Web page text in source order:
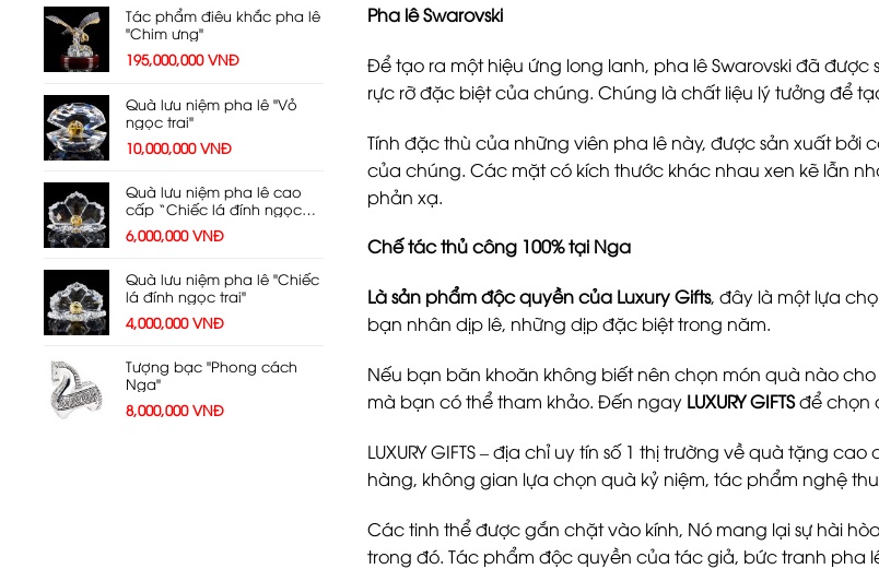
Tác phẩm điêu khắc pha lê
"Chim ưng"
195,000,000VNĐ
Quà lưu niệm pha lê "Vỏ
ngọc trai"
10,000,000VNĐ
Quà lưu niệm pha lê cao
cấp “Chiếc lá đính ngọc
trai”
6,000,000VNĐ
Quà lưu niệm pha lê "Chiếc
lá đính ngọc trai"
4,000,000VNĐ
Tượng bạc "Phong cách
Nga"
8,000,000VNĐ
Pha lê Swarovski
Để tạo ra một hiệu ứng long lanh, pha lê Swarovski đã được
rực rỡ đặc biệt của chúng. Chúng là chất liệu lý tưởng để
Tính đặc thù của những viên pha lê này, được sản xuất bởi
của chúng. Các mặt có kích thước khác nhau xen kẽ lẫn
phản xạ.
Chế tác thủ công 100% tại Nga
Là sản phẩm độc quyền của Luxury Gifts, đây là một lựa
bạn nhân dịp lê, những dịp đặc biệt trong năm.
Nếu bạn băn khoăn không biết nên chọn món quà nào
mà bạn có thể tham khảo. Đến ngay LUXURY GIFTSđể chọn
LUXURY GIFTS – địa chỉ uy tín số 1 thị trường về quà tặng
hàng, không gian lựa chọn quà kỷ niệm, tác phẩm nghệ
Các tinh thể được gắn chặt vào kính, Nó mang lại sự hài
trong đó. Tác phẩm độc quyền của tác giả, bức tranh pha